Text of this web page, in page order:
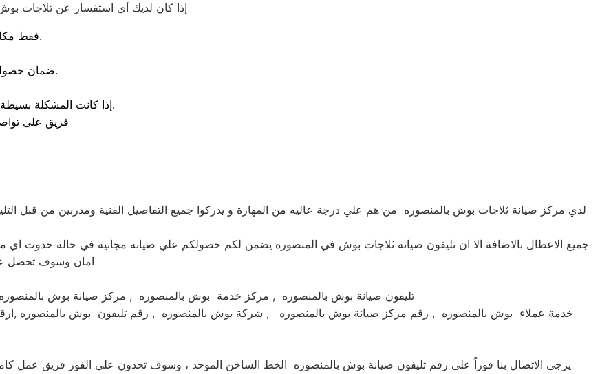
إذا كان لديك أي استفسار عن ثلاجات
فقط مكالمة هاتفية اليا ويصلك مندوبنا اينما كنت في أي مكان في مصر.
ضمان حصولك علي قطع الغيار الاصليه وفتره ضمان على القطع المستبدلة.
إذا كانت المشكلة بسيطة سوف يصل اليكم فريق دعم الخدمة في جميع أنحاء الجمهورية.
فريق على تواصل معكم على
لدي مركز صيانة ثلاجات بوش بالمنصوره من هم علي درجة عاليه من المهارة و يدركوا جميع التفاصيل الفنية ومدربين من قبل
جميع الاعطال بالاضافة الا ان تليفون صيانة ثلاجات بوش في المنصوره يضمن لكم حصولكم علي صيانه مجانية في حالة حدوث اي
امان وسوف تحصل
خدمة عملاء بوش بالمنصوره , رقم مركز صيانة بوش بالمنصوره , شركة بوش بالمنصوره , رقم تليفون بوش بالمنصوره
يرجى الاتصال بنا فوراً على رقم تليفون صيانة بوش بالمنصوره الخط الساخن الموحد ، وسوف تجدون علي الفور فريق عمل